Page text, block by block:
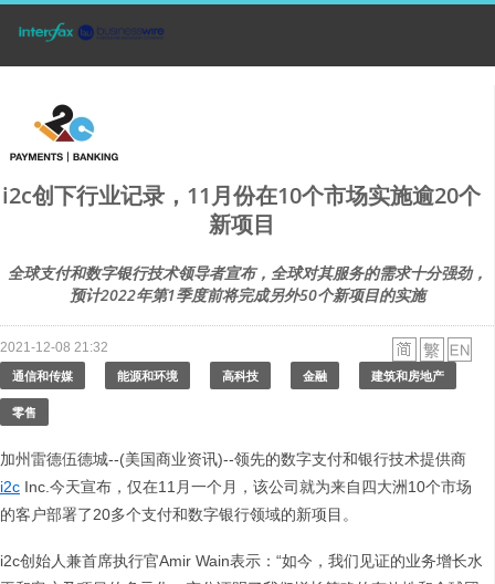
i2c创下行业记录，11月份在10个市场实施逾20个
新项目
全球支付和数字银行技术领导者宣布，全球对其服务的需求十分强劲，
预计2022年第1季度前将完成另外50个新项目的实施
2021-12-08 21:32
通信和传媒 能源和环境 高科技 金融 建筑和房地产
零售
加州雷德伍德城--(美国商业资讯)--领先的数字支付和银行技术提供商
i2c Inc.今天宣布，仅在11月一个月，该公司就为来自四大洲10个市场
的客户部署了20多个支付和数字银行领域的新项目。
i2c创始人兼首席执行官Amir Wain表示：“如今，我们见证的业务增长水